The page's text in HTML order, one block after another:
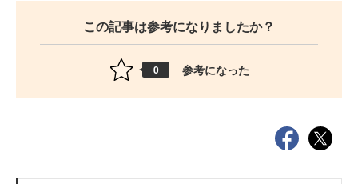
この記事は参考になりましたか？
0 参考になった